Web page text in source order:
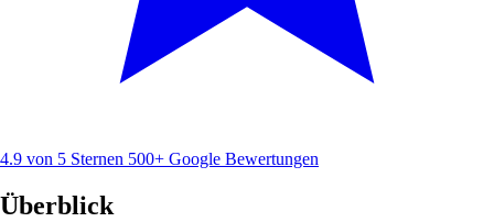
4.9 von 5 Sternen 500+ Google Bewertungen
Überblick